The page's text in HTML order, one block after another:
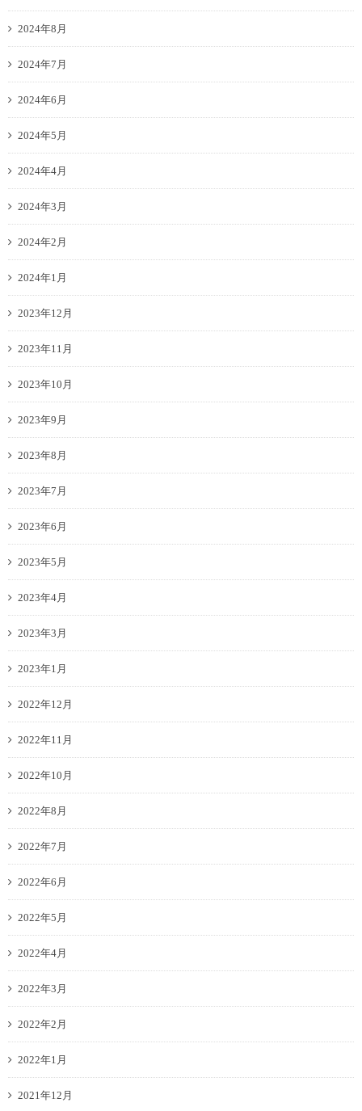
2024年8月
2024年7月
2024年6月
2024年5月
2024年4月
2024年3月
2024年2月
2024年1月
2023年12月
2023年11月
2023年10月
2023年9月
2023年8月
2023年7月
2023年6月
2023年5月
2023年4月
2023年3月
2023年1月
2022年12月
2022年11月
2022年10月
2022年8月
2022年7月
2022年6月
2022年5月
2022年4月
2022年3月
2022年2月
2022年1月
2021年12月